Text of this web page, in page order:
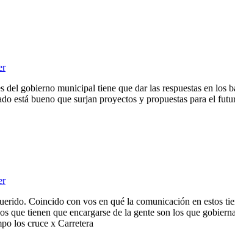
del gobierno municipal tiene que dar las respuestas en los
está bueno que surjan proyectos y propuestas para el
Coincido con vos en qué la comunicación en estos
que tienen que encargarse de la gente son los que
los cruce x Carretera